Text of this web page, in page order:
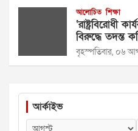
আলোচিত শিক্ষা
‘রাষ্ট্রবিরোধী
বিরুদ্ধে তদন্ত
বৃহস্পতিবার, ০৬
আর্কাইভ